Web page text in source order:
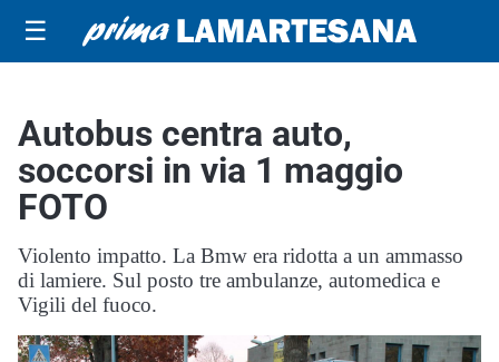
☰
Autobus centra auto,
soccorsi in via 1 maggio
FOTO
Violento impatto. La Bmw era ridotta a un ammasso
di lamiere. Sul posto tre ambulanze, automedica e
Vigili del fuoco.